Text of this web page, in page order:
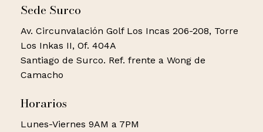
Sede Surco
Av. Circunvalación Golf Los Incas 206-208, Torre
Los Inkas II, Of. 404A
Santiago de Surco. Ref. frente a Wong de
Camacho
Horarios
Lunes-Viernes 9AM a 7PM